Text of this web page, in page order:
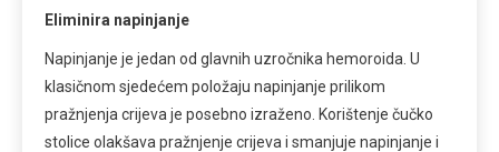
Eliminira napinjanje
Napinjanje je jedan od glavnih uzročnika hemoroida. U
klasičnom sjedećem položaju napinjanje prilikom
pražnjenja crijeva je posebno izraženo. Korištenje čučko
stolice olakšava pražnjenje crijeva i smanjuje napinjanje i